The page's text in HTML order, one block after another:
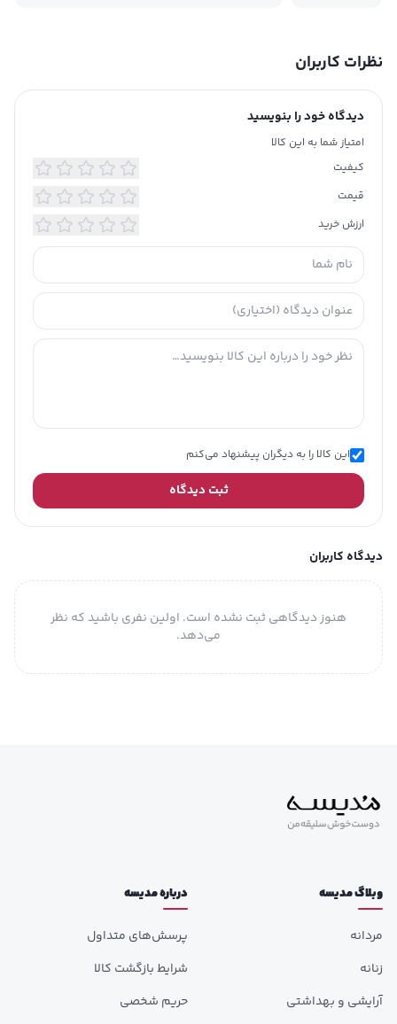
نظرات کاربران
دیدگاه خود را بنویسید
امتیاز شما به این کالا
کیفیت
قیمت
ارزش خرید
این کالا را به دیگران پیشنهاد می‌کنم
ثبت دیدگاه
دیدگاه کاربران
هنوز دیدگاهی ثبت نشده است. اولین نفری باشید که نظر
می‌دهد.
وبلاگ مدیسه
مردانه
زنانه
آرایشی و بهداشتی
درباره مدیسه
پرسش‌های متداول
شرایط بازگشت کالا
حریم شخصی